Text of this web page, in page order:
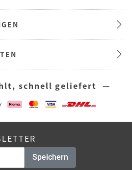
schnell geliefert —
Speichern